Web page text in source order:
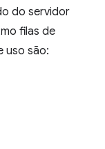
do servidor
filas de
uso são: